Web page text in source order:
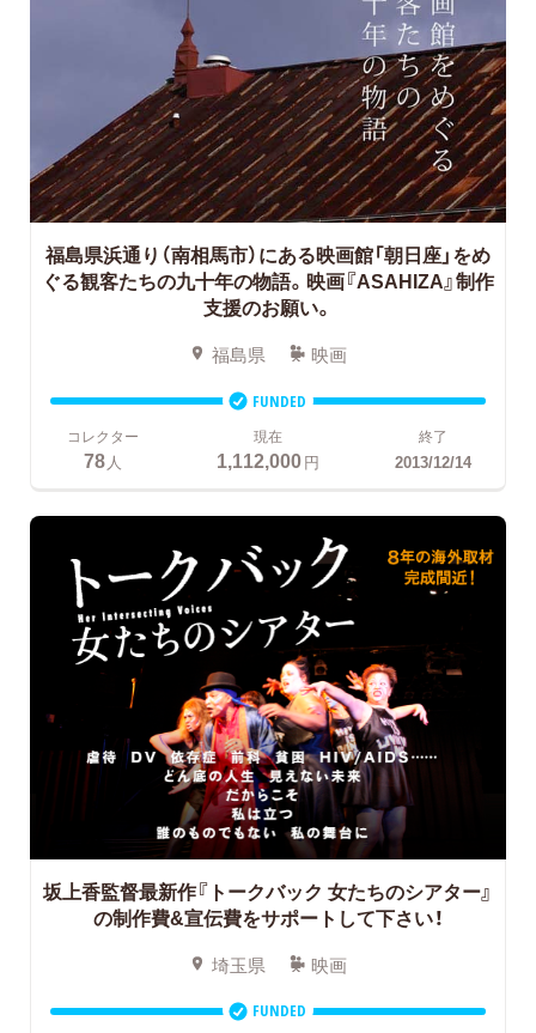
福島県浜通り（南相馬市）にある映画館「朝日座」をめ
ぐる観客たちの九十年の物語。映画『ASAHIZA』制作
支援のお願い。
福島県 映画
FUNDED
コレクター
78人
現在
1,112,000円
終了
2013/12/14
坂上香監督最新作『トークバック 女たちのシアター』
の制作費&宣伝費をサポートして下さい！
埼玉県 映画
FUNDED